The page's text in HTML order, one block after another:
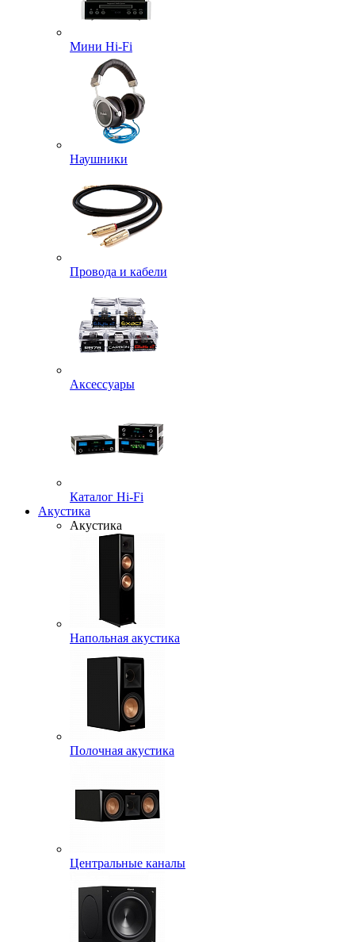
Мини Hi-Fi
Наушники
Провода и кабели
Аксессуары
Каталог Hi-Fi
Акустика
Акустика
Напольная акустика
Полочная акустика
Центральные каналы